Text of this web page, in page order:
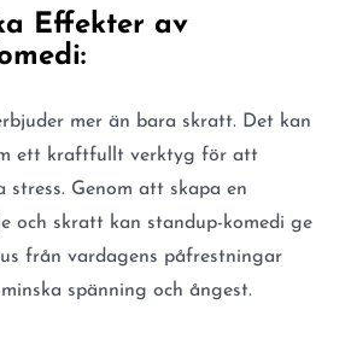
Effekter av
mer än bara skratt. Det kan
ett kraftfullt verktyg för att
stress. Genom att skapa en
och skratt kan standup-komedi ge
från vardagens påfrestningar
spänning och ångest.